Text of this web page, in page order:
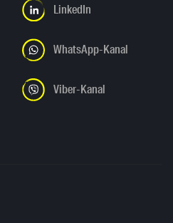
LinkedIn
WhatsApp-Kanal
Viber-Kanal